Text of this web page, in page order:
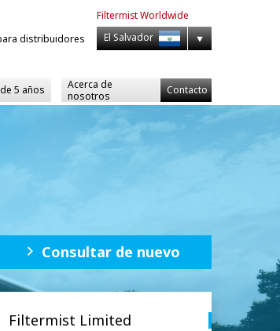
distribuidores
FiltermistWorldwide
El Salvador
5 años
Acerca de
nosotros
Contacto
Consultar de nuevo
Filtermist Limited